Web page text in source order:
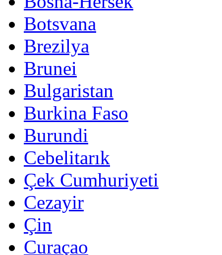
Botsvana
Brezilya
Brunei
Bulgaristan
Burkina Faso
Burundi
Cebelitarık
Çek Cumhuriyeti
Cezayir
Çin
Curaçao